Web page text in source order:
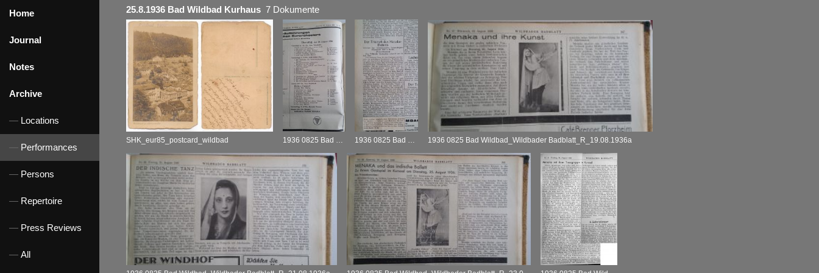
Home
Journal
Notes
Archive
Locations
Performances
Persons
Repertoire
Press Reviews
All
25.8.1936 Bad Wildbad Kurhaus 7 Dokumente
SHK_eur85_postcard_wildbad 1936 0825 Bad Wildbad_Wildbader Badblatt_R_19.08.1936a